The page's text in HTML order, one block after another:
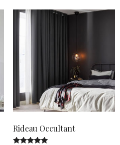
Rideau Occultant